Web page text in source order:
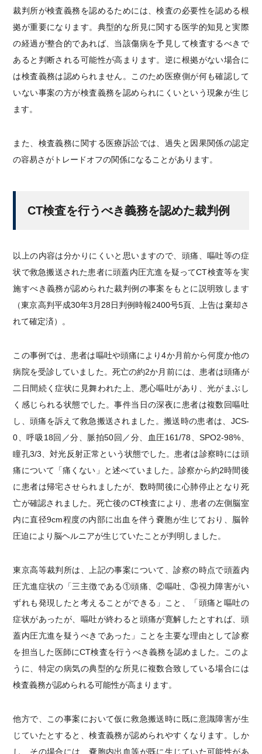
裁判所が検査義務を認めるためには、検査の必要性を認める根
拠が重要になります。典型的な所見に関する医学的知見と実際
の経過が整合的であれば、当該傷病を予見して検査するべきで
あると判断される可能性が高まります。逆に根拠がない場合に
は検査義務は認められません。このため医療側が何も確認して
いない事案の方が検査義務を認められにくいという現象が生じ
ます。
また、検査義務に関する医療訴訟では、過失と因果関係の認定
の容易さがトレードオフの関係になることがあります。
CT検査を行うべき義務を認めた裁判例
以上の内容は分かりにくいと思いますので、頭痛、嘔吐等の症
状で救急搬送された患者に頭蓋内圧亢進を疑ってCT検査等を実
施すべき義務が認められた裁判例の事案をもとに説明致します
（東京高判平成30年3月28日判例時報2400号5頁、上告は棄却さ
れて確定済）。
この事例では、患者は嘔吐や頭痛により4か月前から何度か他の
病院を受診していました。死亡の約2か月前には、患者は頭痛が
二日間続く症状に見舞われた上、悪心嘔吐があり、光がまぶし
く感じられる状態でした。事件当日の深夜に患者は複数回嘔吐
し、頭痛を訴えて救急搬送されました。搬送時の患者は、JCS-
0、呼吸18回／分、脈拍50回／分、血圧161/78、SPO2-98%、
瞳孔3/3、対光反射正常という状態でした。患者は診察時には頭
痛について「痛くない」と述べていました。診察から約2時間後
に患者は帰宅させられましたが、数時間後に心肺停止となり死
亡が確認されました。死亡後のCT検査により、患者の左側脳室
内に直径9cm程度の内部に出血を伴う嚢胞が生じており、脳幹
圧迫により脳ヘルニアが生じていたことが判明しました。
東京高等裁判所は、上記の事案について、診察の時点で頭蓋内
圧亢進症状の「三主徴である①頭痛、②嘔吐、③視力障害がい
ずれも発現したと考えることができる」こと、「頭痛と嘔吐の
症状があったが、嘔吐が終わると頭痛が寛解したとすれば、頭
蓋内圧亢進を疑うべきであった」ことを主要な理由として診察
を担当した医師にCT検査を行うべき義務を認めました。このよ
うに、特定の病気の典型的な所見に複数合致している場合には
検査義務が認められる可能性が高まります。
他方で、この事案において仮に救急搬送時に既に意識障害が生
じていたとすると、検査義務が認められやすくなります。しか
し、その場合には、嚢胞内出血等が既に生じていた可能性があ